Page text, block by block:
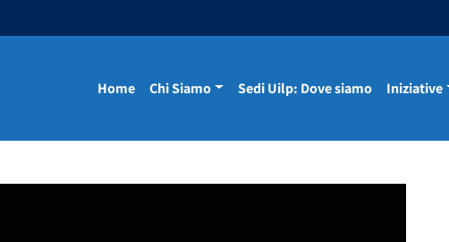
Home Chi Siamo Sedi Uilp: Dove siamo Iniziative